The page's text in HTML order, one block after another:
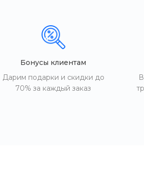
Бонусы клиентам
Дарим подарки и скидки до
70% за каждый заказ